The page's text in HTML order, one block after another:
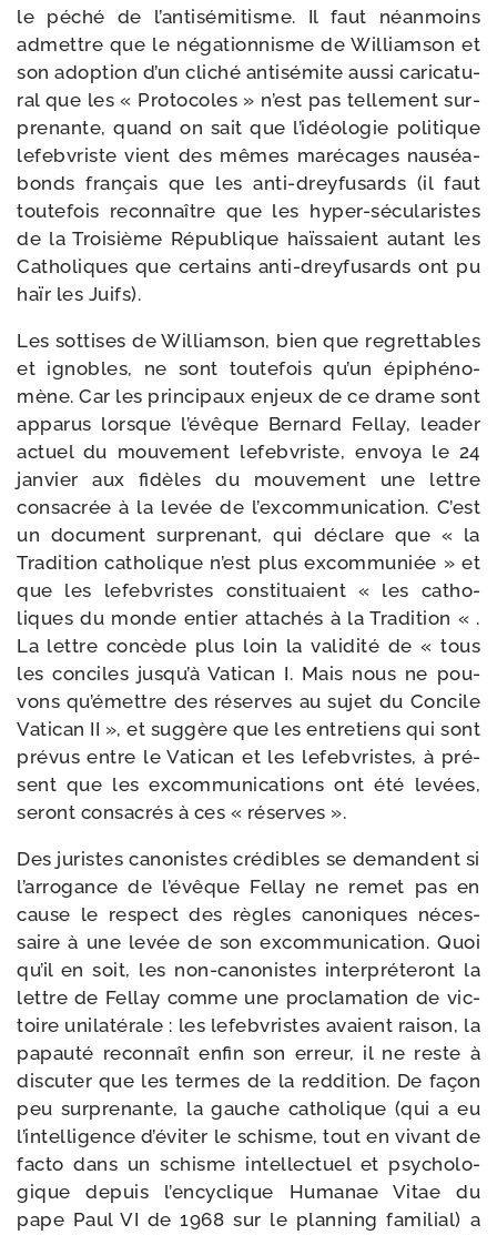
le péché de l’antisémitisme. Il faut néan­moins
admettre que le néga­tion­nisme de Williamson et
son adop­tion d’un cli­ché anti­sé­mite aus­si cari­ca­tu­
ral que les « Protocoles » n’est pas tel­le­ment sur­
pre­nante, quand on sait que l’idéologie poli­tique
lefeb­vriste vient des mêmes maré­cages nau­séa­
bonds fran­çais que les anti-​dreyfusards (il faut
tou­te­fois recon­naître que les hyper-​sécularistes
de la Troisième République haïs­saient autant les
Catholiques que cer­tains anti-​dreyfusards ont pu
haïr les Juifs).
Les sot­tises de Williamson, bien que regret­tables
et ignobles, ne sont tou­te­fois qu’un épi­phé­no­
mène. Car les prin­ci­paux enjeux de ce drame sont
appa­rus lorsque l’évêque Bernard Fellay, lea­der
actuel du mou­ve­ment lefeb­vriste, envoya le 24
jan­vier aux fidèles du mou­ve­ment une lettre
consa­crée à la levée de l’excommunication. C’est
un docu­ment sur­pre­nant, qui déclare que « la
Tradition catho­lique n’est plus excom­mu­niée » et
que les lefeb­vristes consti­tuaient « les catho­
liques du monde entier atta­chés à la Tradition « .
La lettre concède plus loin la vali­di­té de « tous
les conciles jusqu’à Vatican I. Mais nous ne pou­
vons qu’émettre des réserves au sujet du Concile
Vatican II », et sug­gère que les entre­tiens qui sont
pré­vus entre le Vatican et les lefeb­vristes, à pré­
sent que les excom­mu­ni­ca­tions ont été levées,
seront consa­crés à ces « réserves ».
Des juristes cano­nistes cré­dibles se demandent si
l’arrogance de l’évêque Fellay ne remet pas en
cause le res­pect des règles cano­niques néces­
saire à une levée de son excom­mu­ni­ca­tion. Quoi
qu’il en soit, les non-​canonistes inter­pré­te­ront la
lettre de Fellay comme une pro­cla­ma­tion de vic­
toire uni­la­té­rale : les lefeb­vristes avaient rai­son, la
papau­té recon­naît enfin son erreur, il ne reste à
dis­cu­ter que les termes de la red­di­tion. De façon
peu sur­pre­nante, la gauche catho­lique (qui a eu
l’intelligence d’éviter le schisme, tout en vivant de
fac­to dans un schisme intel­lec­tuel et psy­cho­lo­
gique depuis l’encyclique Humanae Vitae du
pape Paul VI de 1968 sur le plan­ning fami­lial) a